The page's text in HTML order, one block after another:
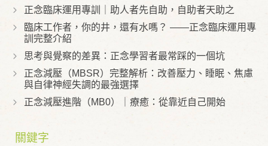
正念臨床運用專訓｜助人者先自助，自助者天助之
臨床工作者，你的井，還有水嗎？ ——正念臨床運用專
訓完整介紹
思考與覺察的差異：正念學習者最常踩的一個坑
正念減壓（MBSR）完整解析：改善壓力、睡眠、焦慮
與自律神經失調的最強選擇
正念減壓進階（MB0）｜療癒：從靠近自己開始
關鍵字